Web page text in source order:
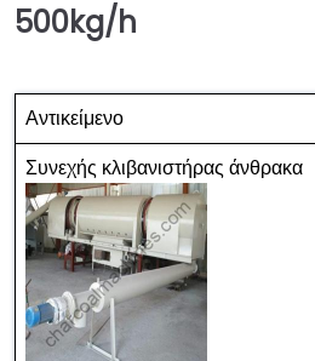
500kg/h
Αντικείμενο
Συνεχής κλιβανιστήρας άνθρακα